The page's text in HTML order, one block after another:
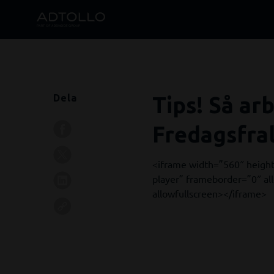
Dela
Tips! Så
<iframe width=”560″
player” frameborder=”0″
allowfullscreen></iframe>